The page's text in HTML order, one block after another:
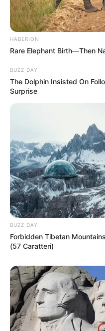
HABERION
Rare Elephant Birth—Then
BUZZ DAY
The Dolphin Insisted On
Surprise
BUZZ DAY
Forbidden Tibetan
(57 Caratteri)